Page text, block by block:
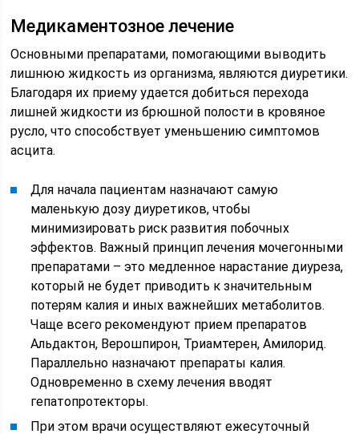
Медикаментозное лечение
Основными препаратами, помогающими выводить
лишнюю жидкость из организма, являются диуретики.
Благодаря их приему удается добиться перехода
лишней жидкости из брюшной полости в кровяное
русло, что способствует уменьшению симптомов
асцита.
Для начала пациентам назначают самую
маленькую дозу диуретиков, чтобы
минимизировать риск развития побочных
эффектов. Важный принцип лечения мочегонными
препаратами – это медленное нарастание диуреза,
который не будет приводить к значительным
потерям калия и иных важнейших метаболитов.
Чаще всего рекомендуют прием препаратов
Альдактон, Верошпирон, Триамтерен, Амилорид.
Параллельно назначают препараты калия.
Одновременно в схему лечения вводят
гепатопротекторы.
При этом врачи осуществляют ежесуточный